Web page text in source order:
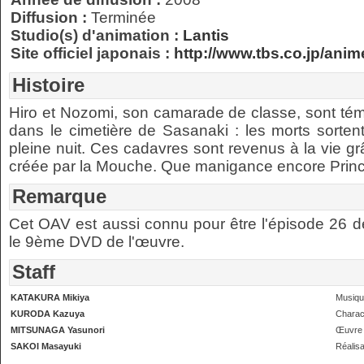
Diffusion : Terminée
Studio(s) d'animation : Lantis
Site officiel japonais : http://www.tbs.co.jp/
Histoire
Hiro et Nozomi, son camarade de classe, sont
dans le cimetière de Sasanaki : les morts
pleine nuit. Ces cadavres sont revenus à la vie
créée par la Mouche. Que manigance encore
Remarque
Cet OAV est aussi connu pour être l'épisode 26
le 9ème DVD de l'œuvre.
Staff
KATAKURA Mikiya
KURODA Kazuya
MITSUNAGA Yasunori
Œuvre
SAKOI Masayuki